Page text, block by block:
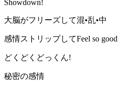
Showdown!
大脳がフリーズして混•乱•中
感情ストリップしてFeel so good
どくどくどっくん!
秘密の感情